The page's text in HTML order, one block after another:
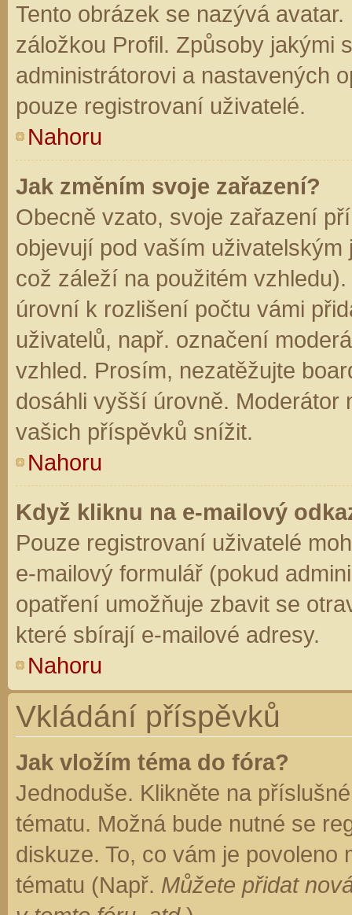
Tento obrázek se nazývá
záložkou Profil. Způsoby jakými
administrátorovi a nastavených
pouze registrovaní uživatelé.
Nahoru
Jak změním svoje zařazení?
Obecně vzato, svoje zařazení
objevují pod vaším
což záleží na použitém
úrovní k rozlišení počtu vámi
uživatelů, např. označení
vzhled. Prosím, nezatěžujte
dosáhli vyšší úrovně. Moderátor
vašich příspěvků snížit.
Nahoru
Když kliknu na e-mailový
Pouze registrovaní uživatelé
e-mailový formulář (pokud
opatření umožňuje zbavit se
které sbírají e-mailové adresy.
Nahoru
Vkládání příspěvků
Jak vložím téma do fóra?
Jednoduše. Klikněte na
tématu. Možná bude nutné se
diskuze. To, co vám je
tématu (Např. Můžete přidat